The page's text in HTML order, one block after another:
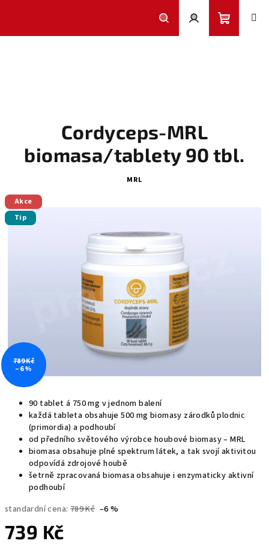
Hledat PřihlášeníNákupní
90 tablet á 750 mg v jednom balení
každá tableta obsahuje 500 mg biomasy zárodků plodnic
(primordia) a podhoubí
od předního světového výrobce houbové biomasy – MRL
biomasa obsahuje plné spektrum látek, a tak svojí aktivitou
odpovídá zdrojové houbě
šetrně zpracovaná biomasa obsahuje i enzymaticky aktivní
podhoubí
standardní cena: 789 Kč –6 %
739 Kč
Cordyceps-MRL
biomasa/tablety 90 tbl.
MRL
Akce
Tip
789 Kč
–6 %